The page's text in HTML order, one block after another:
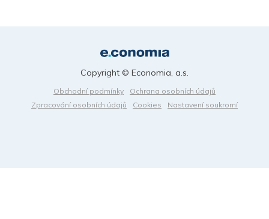
Obchodní podmínky
Ochrana osobních údajů
Zpracování osobních údajů
Cookies Nastavení soukromí
Copyright © Economia, a.s.